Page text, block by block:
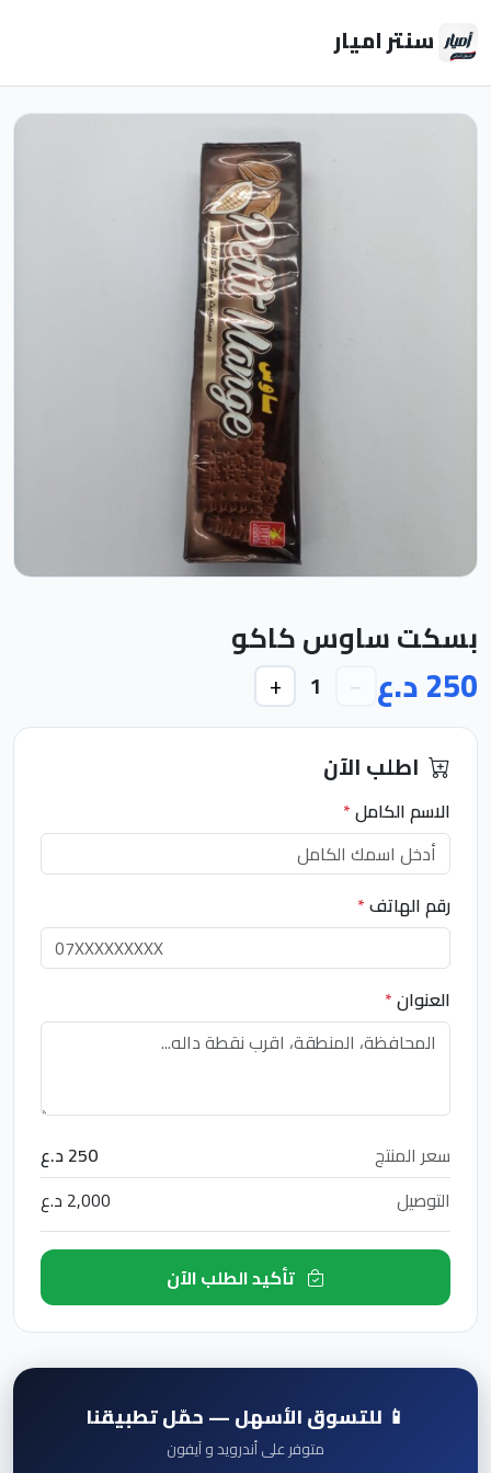
سنتر اميار
بسكت ساوس كاكو
250 د.ع −
1
+
اطلب الآن
الاسم الكامل*
رقم الهاتف*
العنوان*
سعر المنتج
250 د.ع
التوصيل
2,000 د.ع
📱 للتسوق الأسهل — حمّل تطبيقنا
متوفر على أندرويد و آيفون